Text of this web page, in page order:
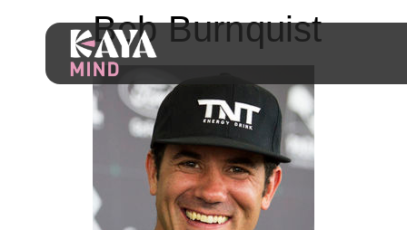
Bob Burnquist